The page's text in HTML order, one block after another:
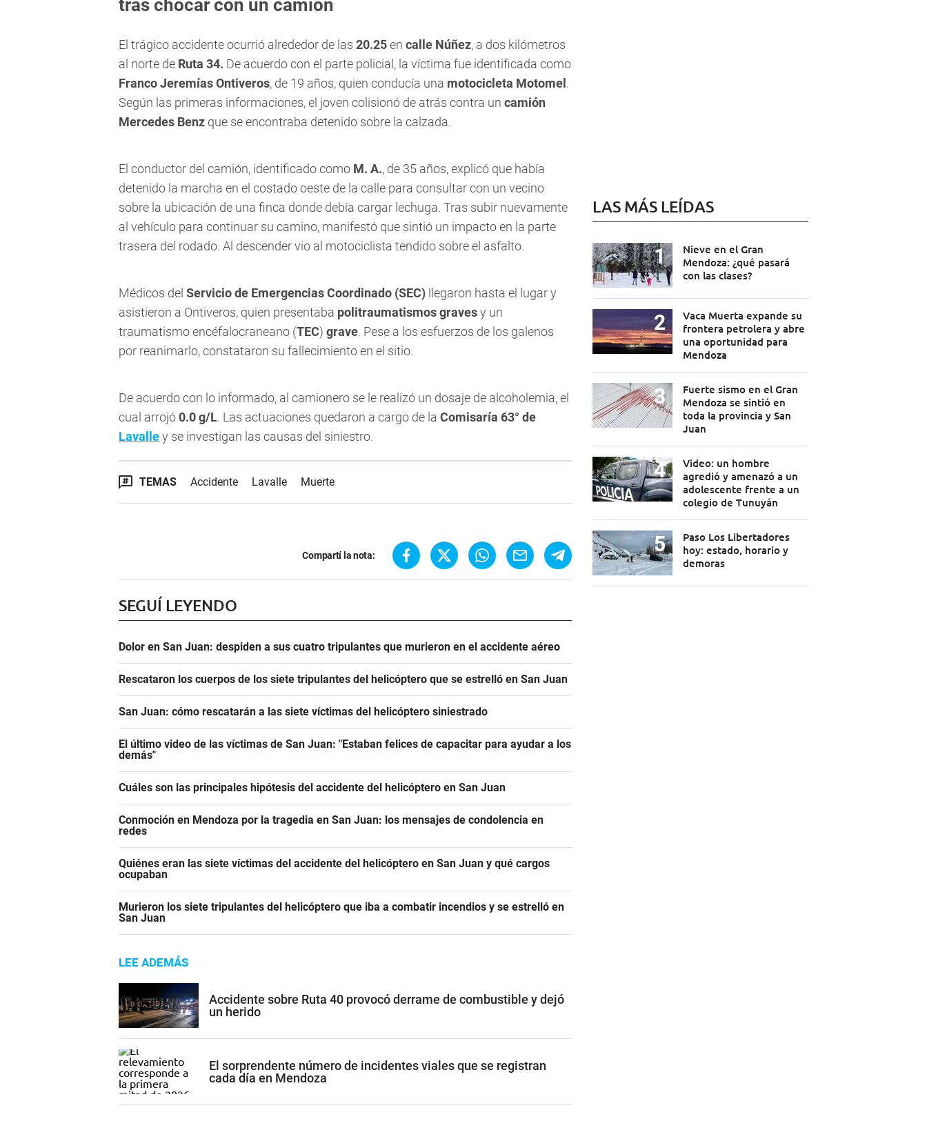
tras chocar con un camión
El trágico accidente ocurrió alrededor de las 20.25en calle Núñez, a dos kilómetros
al norte de Ruta 34. De acuerdo con el parte policial, la víctima fue identificada como
Franco Jeremías Ontiveros, de 19 años, quien conducía una motocicleta Motomel .
Según las primeras informaciones, el joven colisionó de atrás contra un camión
Mercedes Benz que se encontraba detenido sobre la calzada.
El conductor del camión, identificado como M. A., de 35 años, explicó que había
detenido la marcha en el costado oeste de la calle para consultar con un vecino
sobre la ubicación de una finca donde debía cargar lechuga. Tras subir nuevamente
al vehículo para continuar su camino, manifestó que sintió un impacto en la parte
trasera del rodado. Al descender vio al motociclista tendido sobre el asfalto.
Médicos del Servicio de Emergencias Coordinado (SEC) llegaron hasta el lugar y
asistieron a Ontiveros, quien presentaba politraumatismos gravesy un
traumatismo encéfalocraneano (TEC) grave. Pese a los esfuerzos de los galenos
por reanimarlo, constataron su fallecimiento en el sitio.
De acuerdo con lo informado, al camionero se le realizó un dosaje de alcoholemia, el
cual arrojó0.0 g/L. Las actuaciones quedaron a cargo de la Comisaría 63° de
Lavalley se investigan las causas del siniestro.
TEMAS Accidente Lavalle Muerte
Compartí la nota:
SEGUÍ LEYENDO
Dolor en San Juan: despiden a sus cuatro tripulantes que murieron en el accidente aéreo
Rescataron los cuerpos de los siete tripulantes del helicóptero que se estrelló en San Juan
San Juan: cómo rescatarán a las siete víctimas del helicóptero siniestrado
El último video de las víctimas de San Juan: "Estaban felices de capacitar para ayudar a los
demás"
Cuáles son las principales hipótesis del accidente del helicóptero en San Juan
Conmoción en Mendoza por la tragedia en San Juan: los mensajes de condolencia en
redes
Quiénes eran las siete víctimas del accidente del helicóptero en San Juan y qué cargos
ocupaban
Murieron los siete tripulantes del helicóptero que iba a combatir incendios y se estrelló en
San Juan
LEE ADEMÁS
Accidente sobre Ruta 40 provocó derrame de combustible y dejó
un herido
El sorprendente número de incidentes viales que se registran
cada día en Mendoza
LAS MÁS LEÍDAS
Nieve en el Gran
Mendoza: ¿qué pasará
con las clases?
Vaca Muerta expande su
frontera petrolera y abre
una oportunidad para
Mendoza
Fuerte sismo en el Gran
Mendoza se sintió en
toda la provincia y San
Juan
Video: un hombre
agredió y amenazó a un
adolescente frente a un
colegio de Tunuyán
Paso Los Libertadores
hoy: estado, horario y
demoras